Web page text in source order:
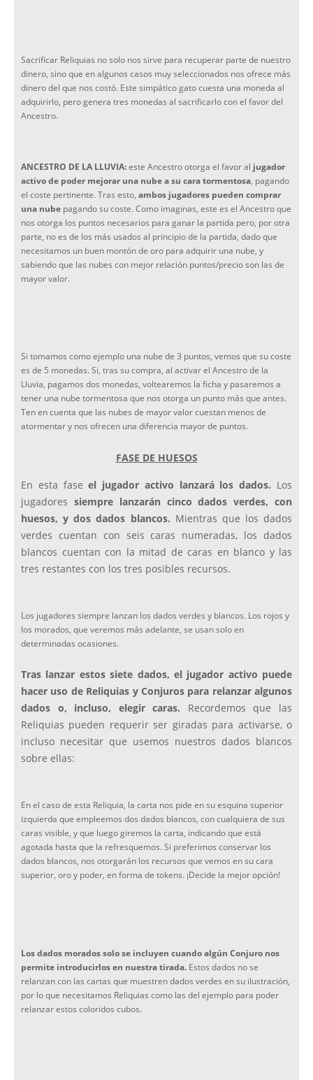
Sacrificar Reliquias no solo nos sirve para recuperar parte de nuestro
dinero, sino que en algunos casos muy seleccionados nos ofrece más
dinero del que nos costó. Este simpático gato cuesta una moneda al
adquirirlo, pero genera tres monedas al sacrificarlo con el favor del
Ancestro.
ANCESTRO DE LA LLUVIA:este Ancestro otorga el favor al jugador
activo de poder mejorar una nube a su cara tormentosa, pagando
el coste pertinente. Tras esto, ambos jugadores pueden comprar
una nube pagando su coste. Como imaginas, este es el Ancestro que
nos otorga los puntos necesarios para ganar la partida pero, por otra
parte, no es de los más usados al principio de la partida, dado que
necesitamos un buen montón de oro para adquirir una nube, y
sabiendo que las nubes con mejor relación puntos/precio son las de
mayor valor.
Si tomamos como ejemplo una nube de 3 puntos, vemos que su coste
es de 5 monedas. Si, tras su compra, al activar el Ancestro de la
Lluvia, pagamos dos monedas, voltearemos la ficha y pasaremos a
tener una nube tormentosa que nos otorga un punto más que antes.
Ten en cuenta que las nubes de mayor valor cuestan menos de
atormentar y nos ofrecen una diferencia mayor de puntos.
FASE DE HUESOS
En esta faseel jugador activo lanzará los dados. Los
jugadores siempre lanzarán cinco dados verdes, con
huesos, y dos dados blancos. Mientras que los dados
verdes cuentan con seis caras numeradas, los dados
blancos cuentan con la mitad de caras en blanco y las
tres restantes con los tres posibles recursos.
Los jugadores siempre lanzan los dados verdes y blancos. Los rojos y
los morados, que veremos más adelante, se usan solo en
determinadas ocasiones.
Tras lanzar estos siete dados, el jugador activo puede
hacer uso de Reliquias y Conjuros para relanzar algunos
dados o, incluso, elegir caras. Recordemos que las
Reliquias pueden requerir ser giradas para activarse, o
incluso necesitar que usemos nuestros dados blancos
sobre ellas:
En el caso de esta Reliquia, la carta nos pide en su esquina superior
izquierda que empleemos dos dados blancos, con cualquiera de sus
caras visible, y que luego giremos la carta, indicando que está
agotada hasta que la refresquemos. Si preferimos conservar los
dados blancos, nos otorgarán los recursos que vemos en su cara
superior, oro y poder, en forma de tokens. ¡Decide la mejor opción!
Los dados morados solo se incluyen cuando algún Conjuro nos
permite introducirlos en nuestra tirada. Estos dados no se
relanzan con las cartas que muestren dados verdes en su ilustración,
por lo que necesitamos Reliquias como las del ejemplo para poder
relanzar estos coloridos cubos.